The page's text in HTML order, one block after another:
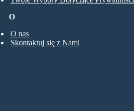
O
O nas
Skontaktuj się z Nami